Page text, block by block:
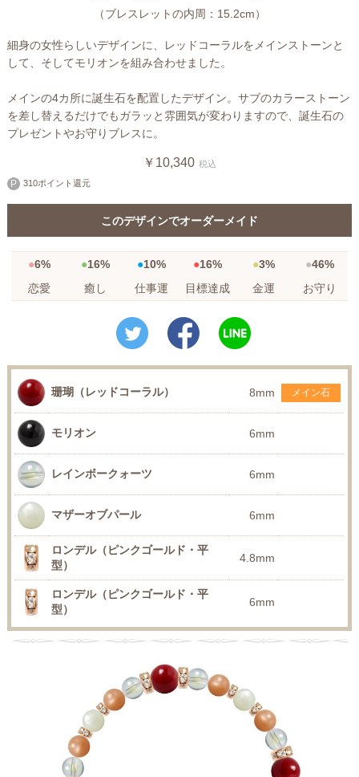
（ブレスレットの内周：15.2cm）
細身の女性らしいデザインに、レッドコーラルをメインストーンと
して、そしてモリオンを組み合わせました。
メインの4カ所に誕生石を配置したデザイン。サブのカラーストーン
を差し替えるだけでもガラッと雰囲気が変わりますので、誕生石の
プレゼントやお守りブレスに。
￥10,340 税込
310ポイント還元
このデザインでオーダーメイド
6% 16% 10% 16% 3%
46%
恋愛
癒し 仕事運 目標達成 金運 お守り
珊瑚（レッドコーラル） 8mm メイン石
モリオン 6mm
レインボークォーツ 6mm
マザーオブパール 6mm
ロンデル（ピンクゴールド・平
型）
4.8mm
ロンデル（ピンクゴールド・平
型）
6mm